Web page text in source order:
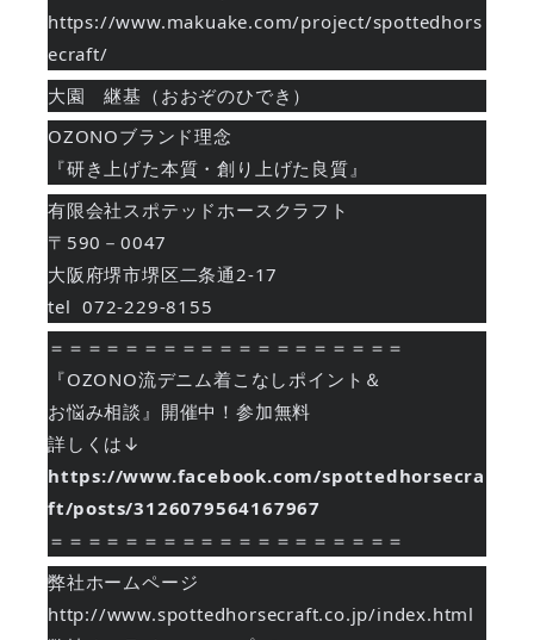
https://www.makuake.com/project/spottedhors
ecraft/
大園　継基（おおぞのひでき）
OZONOブランド理念
『研き上げた本質・創り上げた良質』
有限会社スポテッドホースクラフト
〒590－0047
大阪府堺市堺区二条通2-17
tel  072-229-8155
＝＝＝＝＝＝＝＝＝＝＝＝＝＝＝＝＝＝＝
『OZONO流デニム着こなしポイント＆
お悩み相談』開催中！参加無料
詳しくは↓
https://www.facebook.com/spottedhorsecra
ft/posts/3126079564167967
＝＝＝＝＝＝＝＝＝＝＝＝＝＝＝＝＝＝＝
弊社ホームページ
http://www.spottedhorsecraft.co.jp/index.html